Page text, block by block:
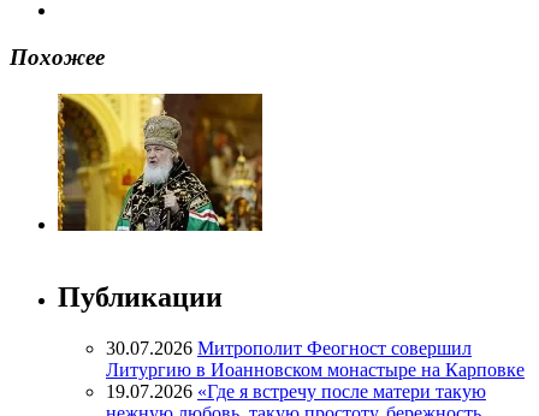
Похожее
Публикации
30.07.2026 Митрополит Феогност совершил
Литургию в Иоанновском монастыре на Карповке
19.07.2026 «Где я встречу после матери такую